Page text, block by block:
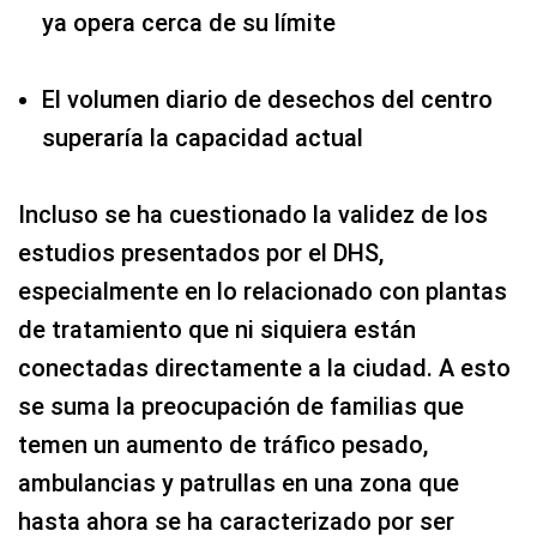
ya opera cerca de su límite
El volumen diario de desechos del centro
superaría la capacidad actual
Incluso se ha cuestionado la validez de los
estudios presentados por el DHS,
especialmente en lo relacionado con plantas
de tratamiento que ni siquiera están
conectadas directamente a la ciudad. A esto
se suma la preocupación de familias que
temen un aumento de tráfico pesado,
ambulancias y patrullas en una zona que
hasta ahora se ha caracterizado por ser